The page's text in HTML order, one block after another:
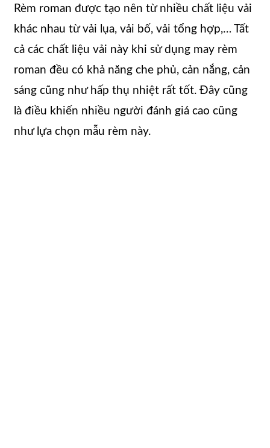
Rèm roman được tạo nên từ nhiều chất liệu vải
khác nhau từ vải lụa, vải bố, vải tổng hợp,… Tất
cả các chất liệu vải này khi sử dụng may rèm
roman đều có khả năng che phủ, cản nắng, cản
sáng cũng như hấp thụ nhiệt rất tốt. Đây cũng
là điều khiến nhiều người đánh giá cao cũng
như lựa chọn mẫu rèm này.